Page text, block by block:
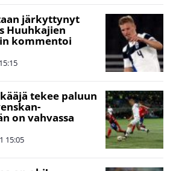
järkyttynyt
Huuhkajien
kommentoi
15:15
tekee paluun
on vahvassa
15:05